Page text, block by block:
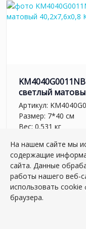
светлый
Артикул:
Размер: 7*40 см
Вес: 0.531 кг
Плиток в упаковке:
261.08 руб.
–
На нашем сайте мы
содержащие
сайта. Данные
работы нашего веб-
использовать
браузера.